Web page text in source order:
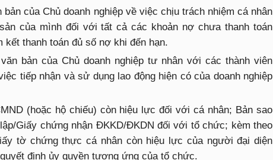
bản của Chủ doanh nghiệp về việc chịu trách nhiệm cá nhân
của mình đối với tất cả các khoản nợ chưa thanh toán
kết thanh toán đủ số nợ khi đến hạn.
bản của Chủ doanh nghiệp tư nhân với các thành viên
tiếp nhận và sử dụng lao động hiện có của doanh nghiệp
(hoặc hộ chiếu) còn hiệu lực đối với cá nhân; Bản sao
Giấy chứng nhận ĐKKD/ĐKDN đối với tổ chức; kèm theo
tờ chứng thực cá nhân còn hiệu lực của người đại diện
định ủy quyền tương ứng của tổ chức.